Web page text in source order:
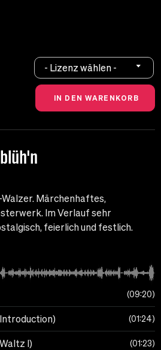
- Lizenz wählen -
Märchenhaftes,
Im Verlauf sehr
feierlich und festlich.
09:20
01:24
I) 01:23